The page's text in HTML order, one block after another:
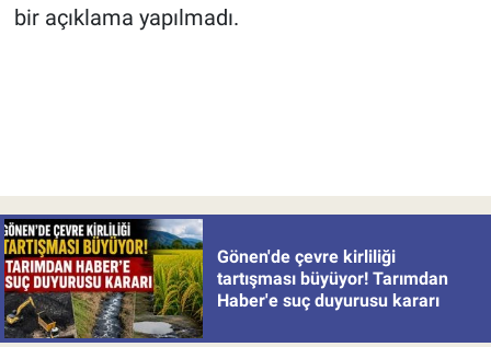
bir açıklama yapılmadı.
Gönen'de çevre kirliliği
tartışması büyüyor! Tarımdan
Haber'e suç duyurusu kararı